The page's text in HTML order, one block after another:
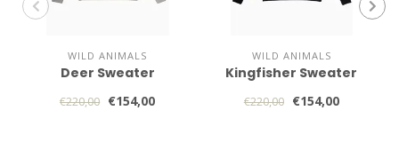
WILD ANIMALS
Deer Sweater
€220,00 €154,00
WILD ANIMALS
Kingfisher Sweater
€220,00 €154,00